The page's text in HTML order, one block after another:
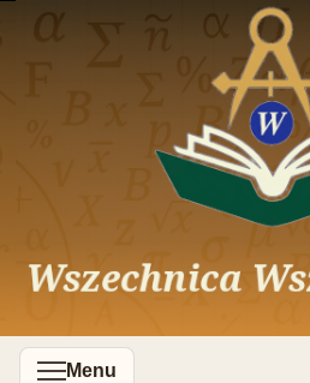
Menu